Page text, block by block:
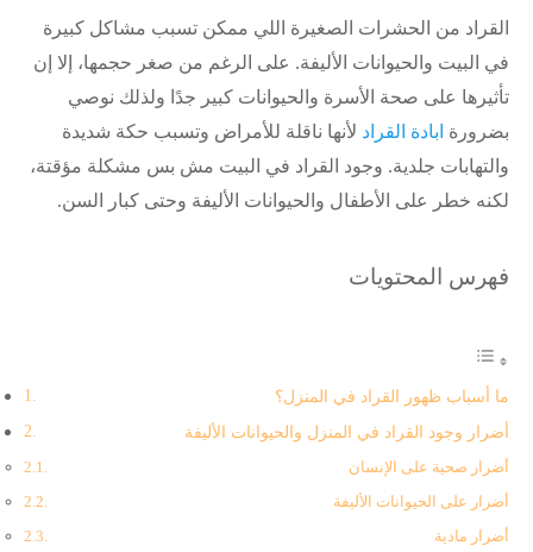
القراد من الحشرات الصغيرة اللي ممكن تسبب مشاكل كبيرة
في البيت والحيوانات الأليفة. على الرغم من صغر حجمها، إلا إن
تأثيرها على صحة الأسرة والحيوانات كبير جدًا ولذلك نوصي
بضرورة ابادة القراد لأنها ناقلة للأمراض وتسبب حكة شديدة
والتهابات جلدية. وجود القراد في البيت مش بس مشكلة مؤقتة،
لكنه خطر على الأطفال والحيوانات الأليفة وحتى كبار السن.
فهرس المحتويات
ما أسباب ظهور القراد في المنزل؟
أضرار وجود القراد في المنزل والحيوانات الأليفة
أضرار صحية على الإنسان
أضرار على الحيوانات الأليفة
أضرار مادية